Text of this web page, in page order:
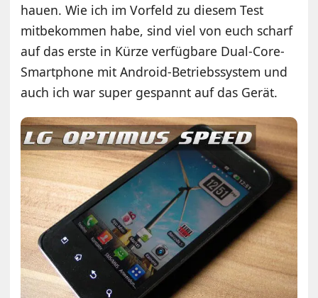
hauen. Wie ich im Vorfeld zu diesem Test
mitbekommen habe, sind viel von euch scharf
auf das erste in Kürze verfügbare Dual-Core-
Smartphone mit Android-Betriebssystem und
auch ich war super gespannt auf das Gerät.